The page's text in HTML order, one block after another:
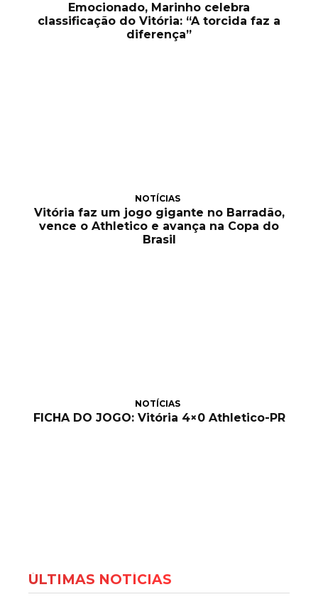
Emocionado, Marinho celebra
classificação do Vitória: “A torcida faz a
diferença”
NOTÍCIAS
Vitória faz um jogo gigante no Barradão,
vence o Athletico e avança na Copa do
Brasil
NOTÍCIAS
FICHA DO JOGO: Vitória 4×0 Athletico-PR
ÚLTIMAS NOTÍCIAS